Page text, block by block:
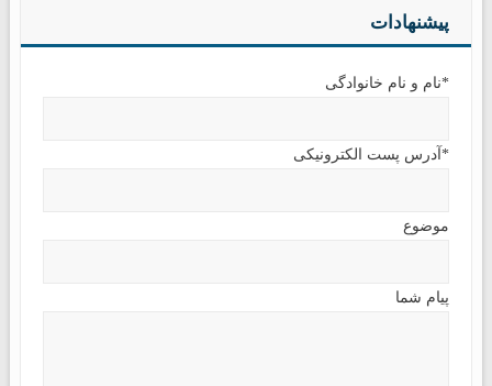
پیشنهادات
*نام و نام خانوادگی
*آدرس پست الکترونیکی
موضوع
پیام شما